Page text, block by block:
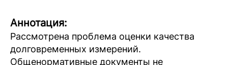
Аннотация:
Рассмотрена проблема оценки качества
долговременных измерений.
Общенормативные документы не